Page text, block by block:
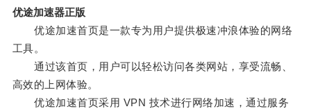
优途加速器正版
优途加速首页是一款专为用户提供极速冲浪体验的网络
工具。
通过该首页，用户可以轻松访问各类网站，享受流畅、
高效的上网体验。
优途加速首页采用 VPN 技术进行网络加速，通过服务